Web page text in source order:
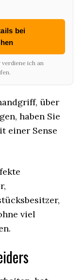
bei
ich an
über
haben Sie
einer Sense
viel